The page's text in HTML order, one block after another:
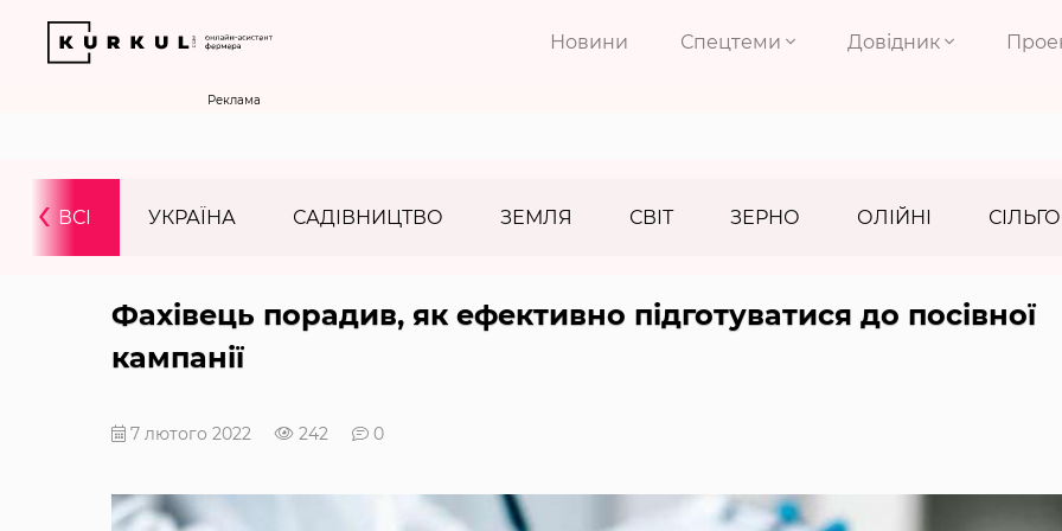
Новини Спецтеми Довідник
Реклама
ВСІ УКРАЇНА САДІВНИЦТВО ЗЕМЛЯ СВІТ ЗЕРНО ОЛІЙНІ
‹
Фахівець порадив, як ефективно підготуватися до посівної
кампанії
7 лютого 2022 242 0